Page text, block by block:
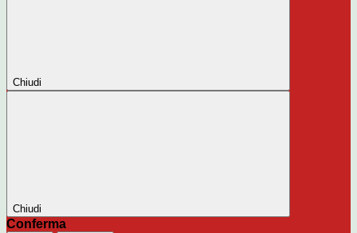
Chiudi
Chiudi
Conferma